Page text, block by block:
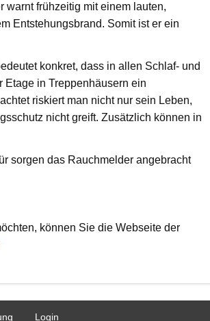
warnt frühzeitig mit einem lauten,
Entstehungsbrand. Somit ist er ein
konkret, dass in allen Schlaf- und
Etage in Treppenhäusern ein
riskiert man nicht nur sein Leben,
nicht greift. Zusätzlich können in
sorgen das Rauchmelder angebracht
können Sie die Webseite der
Login